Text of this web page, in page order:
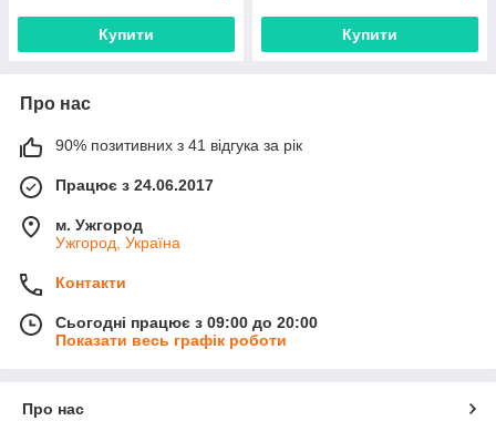
Купити Купити
Про нас
90% позитивних з 41 відгука за рік
Працює з 24.06.2017
м. Ужгород
Ужгород, Україна
Контакти
Сьогодні працює з 09:00 до 20:00
Показати весь графік роботи
Про нас